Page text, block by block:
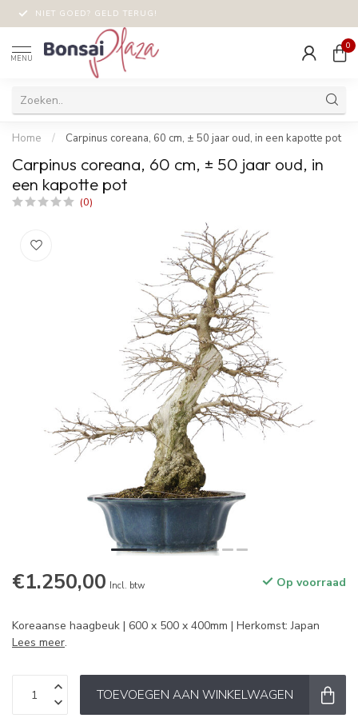
NIET GOED? GELD TERUG!
MENU
0
Home / Carpinus coreana, 60 cm, ± 50 jaar oud, in een kapotte pot
Carpinus coreana, 60 cm, ± 50 jaar oud, in
een kapotte pot
(0)
€1.250,00 Incl. btw Op voorraad
Koreaanse haagbeuk | 600 x 500 x 400mm | Herkomst: Japan
Lees meer.
TOEVOEGEN AAN WINKELWAGEN